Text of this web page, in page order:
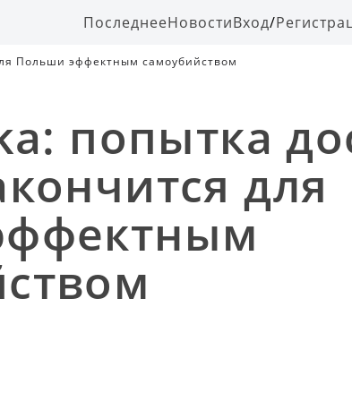
ПоследнееНовостиВход/
Польши эффектным самоубийством
попытка
для